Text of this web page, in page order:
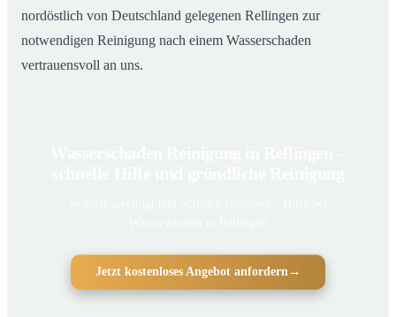
nordöstlich von Deutschland gelegenen Rellingen zur
notwendigen Reinigung nach einem Wasserschaden
vertrauensvoll an uns.
Jetzt kostenloses Angebot anfordern→